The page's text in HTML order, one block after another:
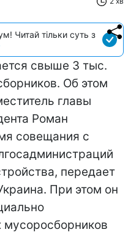
Читай тільки суть з
свыше 3 тыс.
Об этом
главы
Роман
совещания с
передает
При этом он
мусоросборников